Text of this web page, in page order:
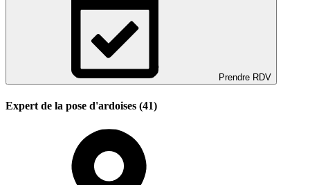
Prendre RDV
Expert de la pose d'ardoises (41)